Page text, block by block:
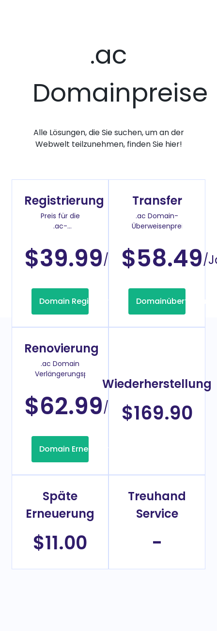
.ac
Domainpreise
Alle Lösungen, die Sie suchen, um an der
Webwelt teilzunehmen, finden Sie hier!
Registrierung
Preis für die
.ac-
$39.99/Jahr
Domain Registrierung
Transfer
.ac Domain-
Überweisenpreis
$58.49/
Domainübertragung
Renovierung
.ac Domain
Verlängerungspreis
$62.99/Jahr
Domain Erneuerung
Wiederherstellung
$169.90
Späte
Erneuerung
$11.00
Treuhand
Service
-